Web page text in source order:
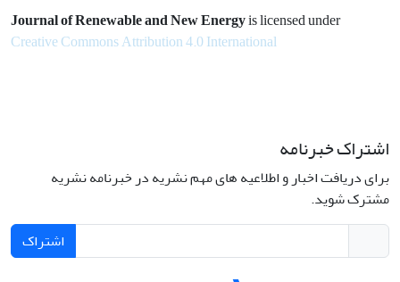
Journal of Renewable and New Energyis licensed under
Creative Commons Attribution 4.0 International
اشتراک خبرنامه
برای دریافت اخبار و اطلاعیه های مهم نشریه در خبرنامه نشریه
مشترک شوید.
اشتراک